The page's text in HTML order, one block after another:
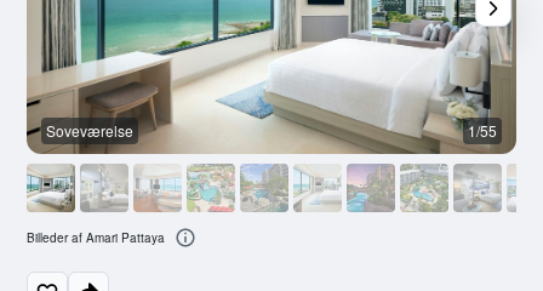
Soveværelse 1/55
Billeder af Amari Pattaya